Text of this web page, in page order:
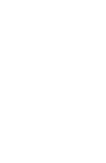
denník
otca
góle odhalil dres,
strate otca
pár minút: Hrdinom
Ferran Torres sa
mu brániť nebude